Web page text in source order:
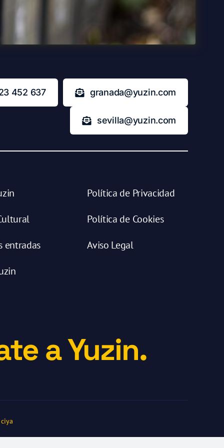
452 637 granada@yuzin.com
sevilla@yuzin.com
entradas
Política de Privacidad
Política de Cookies
Aviso Legal
a Yuzin.